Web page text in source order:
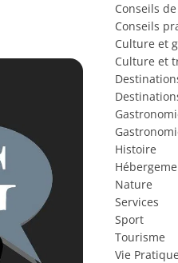
Conseils
Conseils
Culture et
Culture et
Histoire
Nature
Services
Sport
Tourisme
Vie Pratique